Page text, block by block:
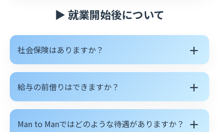
▶ 就業開始後について
社会保険はありますか？ ＋
給与の前借りはできますか？ ＋
Man to Manではどのような待遇がありますか？ ＋